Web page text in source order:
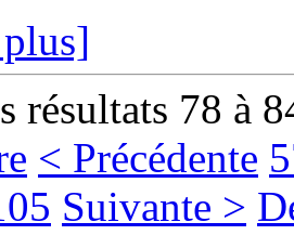
résultats 78 à
< Précédente
Suivante >